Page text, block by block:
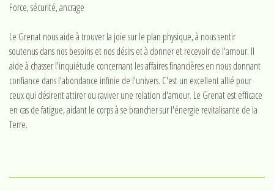
Force, sécurité, ancrage
Le Grenat nous aide à trouver la joie sur le plan physique, à nous sentir
soutenus dans nos besoins et nos désirs et à donner et recevoir de l'amour. Il
aide à chasser l'inquiétude concernant les affaires financières en nous donnant
confiance dans l'abondance infinie de l'univers. C'est un excellent allié pour
ceux qui désirent attirer ou raviver une relation d'amour. Le Grenat est efficace
en cas de fatigue, aidant le corps à se brancher sur l'énergie revitalisante de la
Terre.